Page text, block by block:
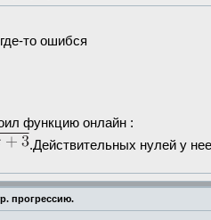
то ошибся
функцию онлайн :
.Действительных нулей у
прогрессию.